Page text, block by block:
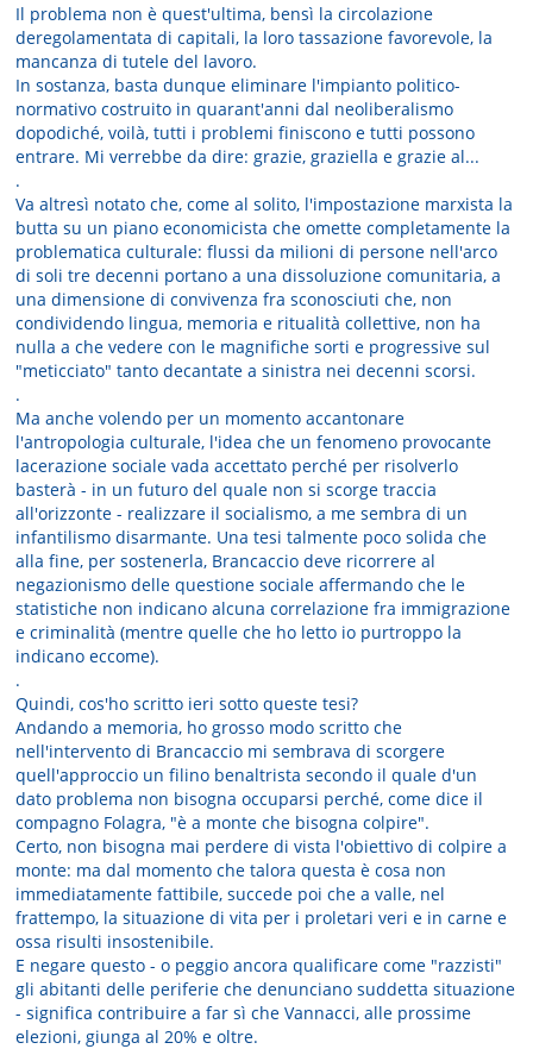
Il problema non è quest'ultima, bensì la circolazione
deregolamentata di capitali, la loro tassazione favorevole, la
mancanza di tutele del lavoro.
In sostanza, basta dunque eliminare l'impianto politico-
normativo costruito in quarant'anni dal neoliberalismo
dopodiché, voilà, tutti i problemi finiscono e tutti possono
entrare. Mi verrebbe da dire: grazie, graziella e grazie al...
.
Va altresì notato che, come al solito, l'impostazione marxista la
butta su un piano economicista che omette completamente la
problematica culturale: flussi da milioni di persone nell'arco
di soli tre decenni portano a una dissoluzione comunitaria, a
una dimensione di convivenza fra sconosciuti che, non
condividendo lingua, memoria e ritualità collettive, non ha
nulla a che vedere con le magnifiche sorti e progressive sul
"meticciato" tanto decantate a sinistra nei decenni scorsi.
.
Ma anche volendo per un momento accantonare
l'antropologia culturale, l'idea che un fenomeno provocante
lacerazione sociale vada accettato perché per risolverlo
basterà - in un futuro del quale non si scorge traccia
all'orizzonte - realizzare il socialismo, a me sembra di un
infantilismo disarmante. Una tesi talmente poco solida che
alla fine, per sostenerla, Brancaccio deve ricorrere al
negazionismo delle questione sociale affermando che le
statistiche non indicano alcuna correlazione fra immigrazione
e criminalità (mentre quelle che ho letto io purtroppo la
indicano eccome).
.
Quindi, cos'ho scritto ieri sotto queste tesi?
Andando a memoria, ho grosso modo scritto che
nell'intervento di Brancaccio mi sembrava di scorgere
quell'approccio un filino benaltrista secondo il quale d'un
dato problema non bisogna occuparsi perché, come dice il
compagno Folagra, "è a monte che bisogna colpire".
Certo, non bisogna mai perdere di vista l'obiettivo di colpire a
monte: ma dal momento che talora questa è cosa non
immediatamente fattibile, succede poi che a valle, nel
frattempo, la situazione di vita per i proletari veri e in carne e
ossa risulti insostenibile.
E negare questo - o peggio ancora qualificare come "razzisti"
gli abitanti delle periferie che denunciano suddetta situazione
- significa contribuire a far sì che Vannacci, alle prossime
elezioni, giunga al 20% e oltre.